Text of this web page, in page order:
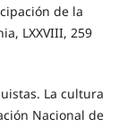
de la
LXXVIII, 259
La cultura
Nacional de